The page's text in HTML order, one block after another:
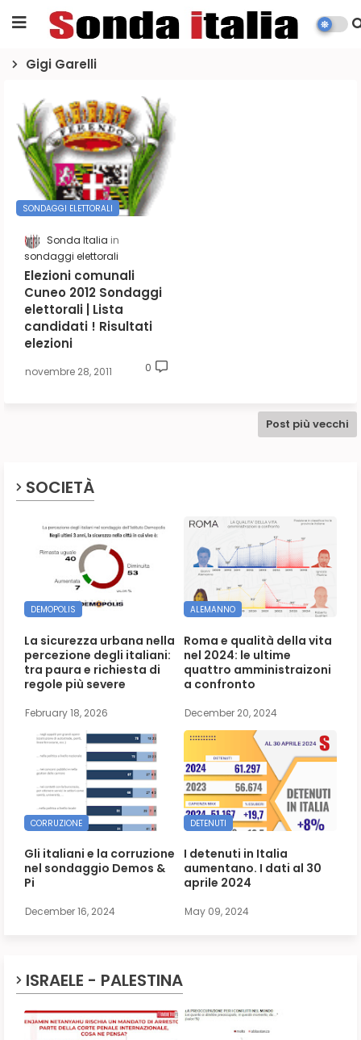
Gigi Garelli
SONDAGGI ELETTORALI
Sonda Italia
sondaggi elettorali
Elezioni comunali
Cuneo 2012 Sondaggi
elettorali | Lista
candidati ! Risultati
elezioni
novembre 28, 2011 0
Post più vecchi
SOCIETÀ
DEMOPOLIS
La sicurezza urbana nella
percezione degli italiani:
tra paura e richiesta di
regole più severe
February 18, 2026
ALEMANNO
Roma e qualità della vita
nel 2024: le ultime
quattro amministraizoni
a confronto
December 20, 2024
CORRUZIONE
Gli italiani e la corruzione
nel sondaggio Demos &
Pi
December 16, 2024
DETENUTI
I detenuti in Italia
aumentano. I dati al 30
aprile 2024
May 09, 2024
ISRAELE - PALESTINA